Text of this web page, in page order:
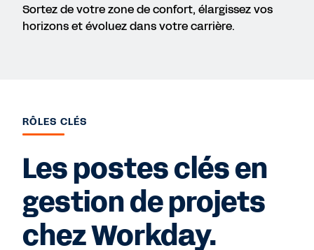
Sortez de votre zone de confort, élargissez vos
horizons et évoluez dans votre carrière.
RÔLES CLÉS
Les postes clés en
gestion de projets
chez Workday.